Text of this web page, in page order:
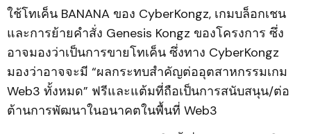
ใช้โทเค็น BANANA ของ CyberKongz, เกมบล็อกเชน
และการย้ายคำสั่ง Genesis Kongz ของโครงการ ซึ่ง
อาจมองว่าเป็นการขายโทเค็น ซึ่งทาง CyberKongz
มองว่าอาจจะมี “ผลกระทบสำคัญต่ออุตสาหกรรมเกม
Web3 ทั้งหมด” ฟรีและแต้มที่ถือเป็นการสนับสนุน/ต่อ
ต้านการพัฒนาในอนาคตในพื้นที่ Web3